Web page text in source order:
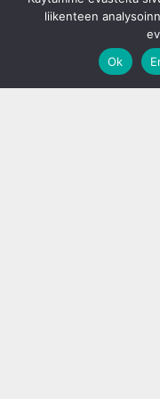
liikenteen
Ok